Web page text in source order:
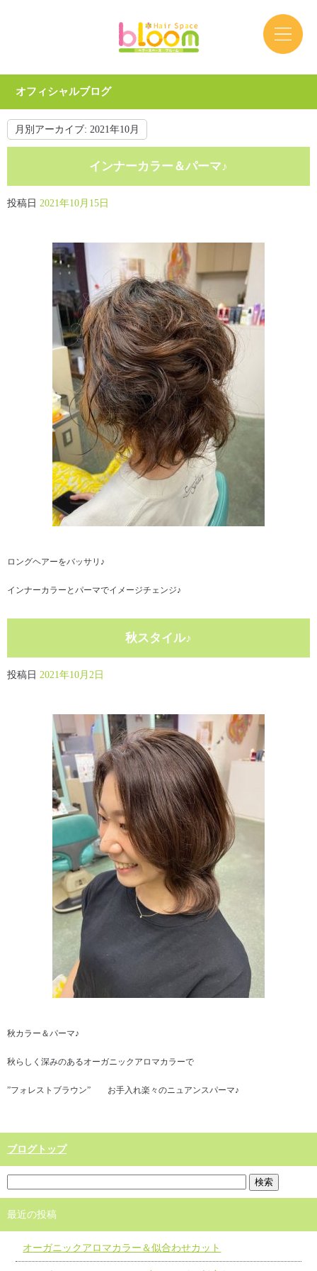
オフィシャルブログ
月別アーカイブ: 2021年10月
インナーカラー＆パーマ♪
投稿日 2021年10月15日
ロングヘアーをバッサリ♪
インナーカラーとパーマでイメージチェンジ♪
秋スタイル♪
投稿日 2021年10月2日
秋カラー＆パーマ♪
秋らしく深みのあるオーガニックアロマカラーで
”フォレストブラウン” お手入れ楽々のニュアンスパーマ♪
ブログトップ
最近の投稿
オーガニックアロマカラー＆似合わせカット